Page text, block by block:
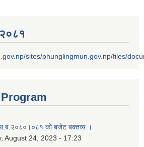
२०८१
sites/phunglingmun.gov.np/files/
को बजेट बक्तव्य ।
August 24, 2023 - 17:23